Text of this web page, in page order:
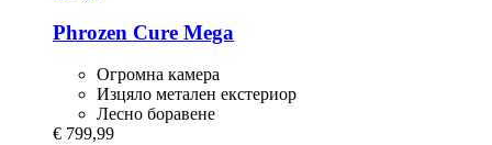
Phrozen Cure Mega
Огромна камера
Изцяло метален екстериор
Лесно боравене
€ 799,99